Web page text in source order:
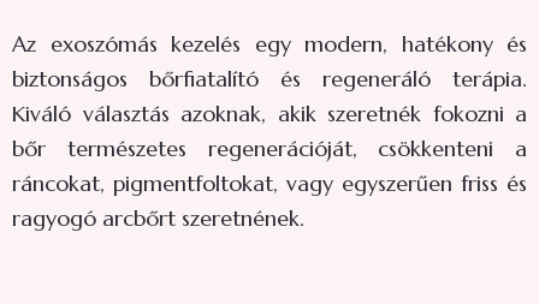
Az exoszómás kezelés egy modern, hatékony és
biztonságos bőrfiatalító és regeneráló terápia.
Kiváló választás azoknak, akik szeretnék fokozni a
bőr természetes regenerációját, csökkenteni a
ráncokat, pigmentfoltokat, vagy egyszerűen friss és
ragyogó arcbőrt szeretnének.